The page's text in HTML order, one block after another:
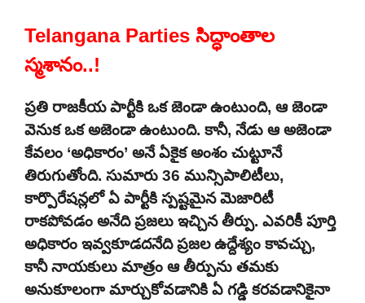
Telangana Parties సిద్ధాంతాల
స్మశానం..!
ప్రతి రాజకీయ పార్టీకి ఒక జెండా ఉంటుంది, ఆ జెండా
వెనుక ఒక అజెండా ఉంటుంది. కానీ, నేడు ఆ అజెండా
కేవలం ‘అధికారం’ అనే ఏకైక అంశం చుట్టూనే
తిరుగుతోంది. సుమారు 36 మున్సిపాలిటీలు,
కార్పొరేషన్లలో ఏ పార్టీకి స్పష్టమైన మెజారిటీ
రాకపోవడం అనేది ప్రజలు ఇచ్చిన తీర్పు. ఎవరికీ పూర్తి
అధికారం ఇవ్వకూడదనేది ప్రజల ఉద్దేశ్యం కావచ్చు,
కానీ నాయకులు మాత్రం ఆ తీర్పును తమకు
అనుకూలంగా మార్చుకోవడానికి ఏ గడ్డి కరవడానికైనా